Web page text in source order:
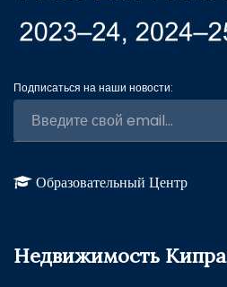
Подписаться на наши новости:
Образовательный Центр
Недвижимость Кипра